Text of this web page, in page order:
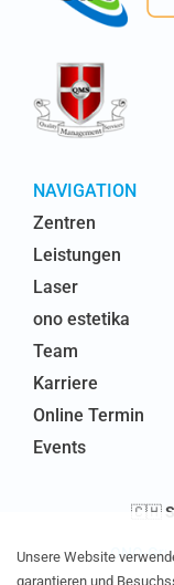
NAVIGATION
Zentren
Leistungen
Laser
ono estetika
Team
Karriere
Online Termin
Events
🇨🇭
ONO-
Unsere Website
garantieren und